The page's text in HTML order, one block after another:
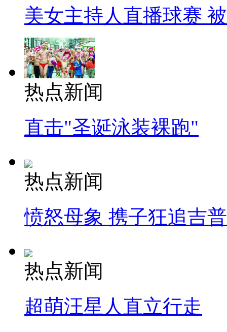
美女主持人直播球赛
热点新闻
直击"圣诞泳装裸跑"
热点新闻
愤怒母象 携子狂追吉
热点新闻
超萌汪星人直立行走